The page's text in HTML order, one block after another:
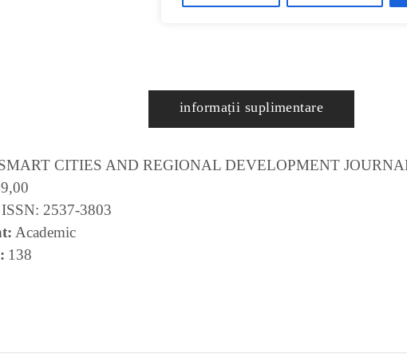
informații suplimentare
CITIES AND REGIONAL DEVELOPMENT
ISSN: 2537-3803
Academic
138